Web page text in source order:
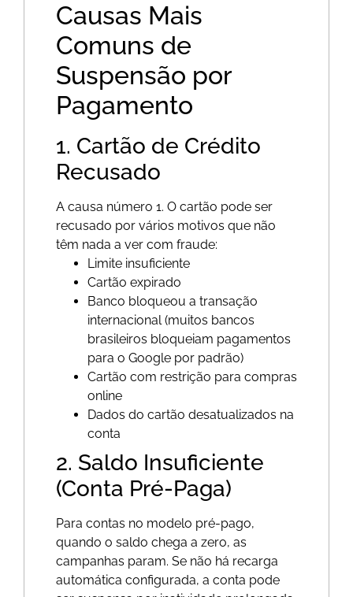
Causas Mais
Comuns de
Suspensão por
Pagamento
1. Cartão de Crédito
Recusado
A causa número 1. O cartão pode ser
recusado por vários motivos que não
têm nada a ver com fraude:
Limite insuficiente
Cartão expirado
Banco bloqueou a transação
internacional (muitos bancos
brasileiros bloqueiam pagamentos
para o Google por padrão)
Cartão com restrição para compras
online
Dados do cartão desatualizados na
conta
2. Saldo Insuficiente
(Conta Pré-Paga)
Para contas no modelo pré-pago,
quando o saldo chega a zero, as
campanhas param. Se não há recarga
automática configurada, a conta pode